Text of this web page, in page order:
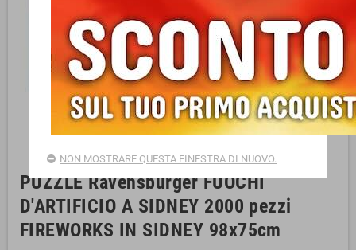
PUZZLE Ravensburger FUOCHI
D'ARTIFICIO A SIDNEY 2000 pezzi
FIREWORKS IN SIDNEY 98x75cm
NON MOSTRARE QUESTA FINESTRA DI NUOVO.